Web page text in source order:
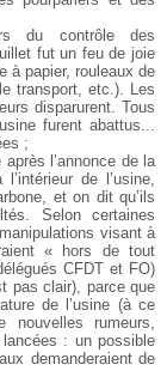
du contrôle des
fut un feu de joie
à papier, rouleaux de
transport, etc.). Les
disparurent. Tous
furent abattus...
;
l’annonce de la
de l’usine,
et on dit qu’ils
Selon certaines
visant à
« hors de tout
CFDT et FO)
pas clair), parce que
de l’usine (à ce
rumeurs,
: un possible
demanderaient de